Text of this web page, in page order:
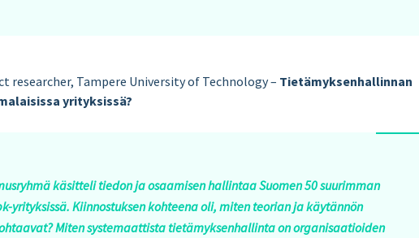
researcher, Tampere University of Technology – Tietämyksenhallinnan
yrityksissä?
käsitteli tiedon ja osaamisen hallintaa Suomen 50 suurimman
yrityksissä. Kiinnostuksen kohteena oli, miten teorian ja käytännön
Miten systemaattista tietämyksenhallinta on organisaatioiden